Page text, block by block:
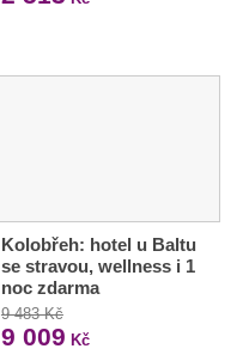
Kolobřeh: hotel u Baltu
se stravou, wellness i 1
noc zdarma
9 483 Kč
9 009 Kč